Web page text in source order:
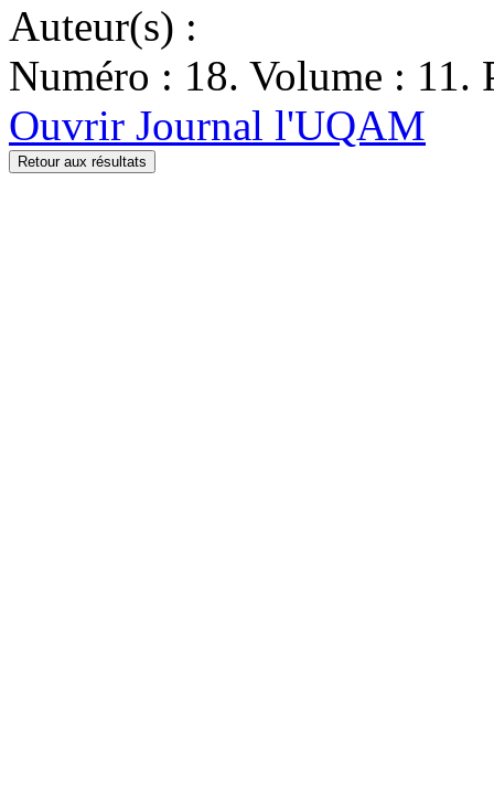
Auteur(s) :
Numéro : 18. Volume : 11.
Ouvrir Journal l'UQAM
Retour aux résultats